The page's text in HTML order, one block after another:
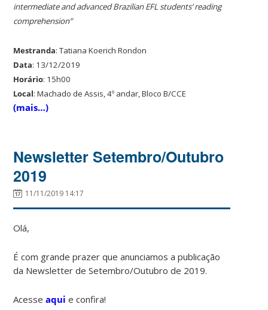
intermediate and advanced Brazilian EFL students’ reading
comprehension”
Mestranda: Tatiana Koerich Rondon
Data: 13/12/2019
Horário: 15h00
Local: Machado de Assis, 4º andar, Bloco B/CCE
(mais…)
Newsletter Setembro/Outubro
2019
11/11/2019 14:17
Olá,
É com grande prazer que anunciamos a publicação
da Newsletter de Setembro/Outubro de 2019.
Acesseaqui e confira!